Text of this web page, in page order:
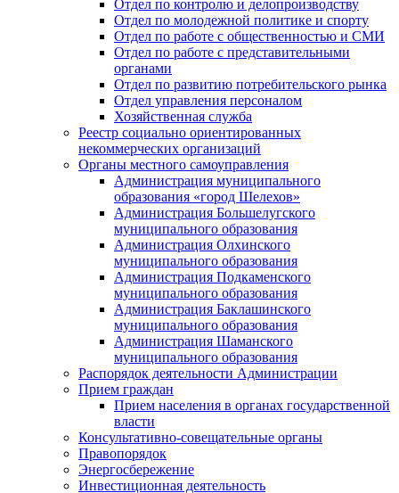
Отдел по контролю и делопроизводству
Отдел по молодежной политике и спорту
Отдел по работе с общественностью и СМИ
Отдел по работе с представительными
органами
Отдел по развитию потребительского рынка
Отдел управления персоналом
Хозяйственная служба
Реестр социально ориентированных
некоммерческих организаций
Органы местного самоуправления
Администрация муниципального
образования «город Шелехов»
Администрация Большелугского
муниципального образования
Администрация Олхинского
муниципального образования
Администрация Подкаменского
муниципального образования
Администрация Баклашинского
муниципального образования
Администрация Шаманского
муниципального образования
Распорядок деятельности Администрации
Прием граждан
Прием населения в органах государственной
власти
Консультативно-совещательные органы
Правопорядок
Энергосбережение
Инвестиционная деятельность